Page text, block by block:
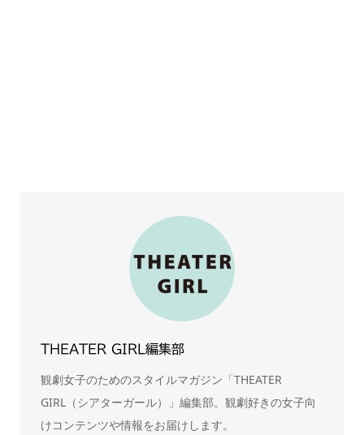
THEATER GIRL編集部
観劇女子のためのスタイルマガジン「THEATER
GIRL（シアターガール）」編集部。観劇好きの女子向
けコンテンツや情報をお届けします。